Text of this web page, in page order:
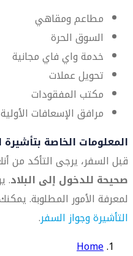
مطاعم ومقاهي
السوق الحرة
خدمة واي فاي مجانية
تحويل عملات
مكتب المفقودات
مرافق الإسعافات الأولية
المعلومات الخاصة
قبل السفر، يرجى التأكد من
صحيحة للدخول إلى البلاد.
لمعرفة الأمور المطلوبة.
التأشيرة وجواز السفر.
Home